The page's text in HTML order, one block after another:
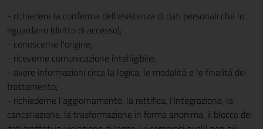
- richiedere la conferma dell'esistenza di dati personali che lo
riguardano (diritto di accesso);
- conoscerne l'origine;
- riceverne comunicazione intelligibile;
- avere informazioni circa la logica, le modalità e le finalità del
trattamento;
- richiederne l'aggiornamento, la rettifica, l'integrazione, la
cancellazione, la trasformazione in forma anonima, il blocco dei